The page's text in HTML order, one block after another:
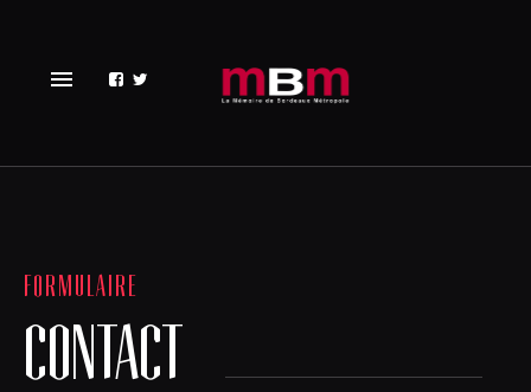
menu
FORMULAIRE
CONTACT